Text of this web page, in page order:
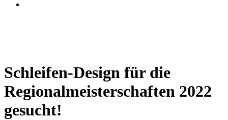
Schleifen-Design für die
Regionalmeisterschaften 2022
gesucht!